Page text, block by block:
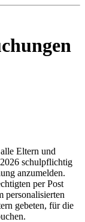
Eltern und
schulpflichtig
anzumelden.
per Post
personalisierten
gebeten, für die